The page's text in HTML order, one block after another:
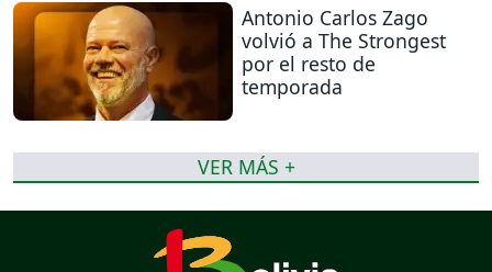
Antonio Carlos Zago
volvió a The Strongest
por el resto de
temporada
VER MÁS +